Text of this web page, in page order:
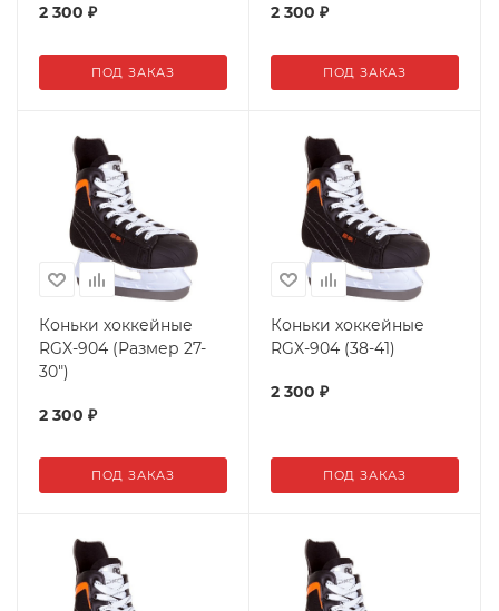
2 300 ₽
ПОД ЗАКАЗ
2 300 ₽
ПОД ЗАКАЗ
Коньки хоккейные
RGX-904 (Размер 27-
30")
2 300 ₽
ПОД ЗАКАЗ
Коньки хоккейные
RGX-904 (38-41)
2 300 ₽
ПОД ЗАКАЗ